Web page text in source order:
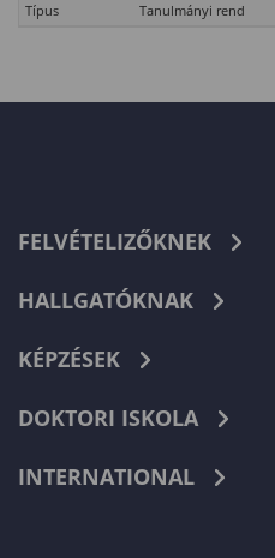
Típus
Tanulmányi rend
FELVÉTELIZŐKNEK
HALLGATÓKNAK
KÉPZÉSEK
DOKTORI ISKOLA
INTERNATIONAL